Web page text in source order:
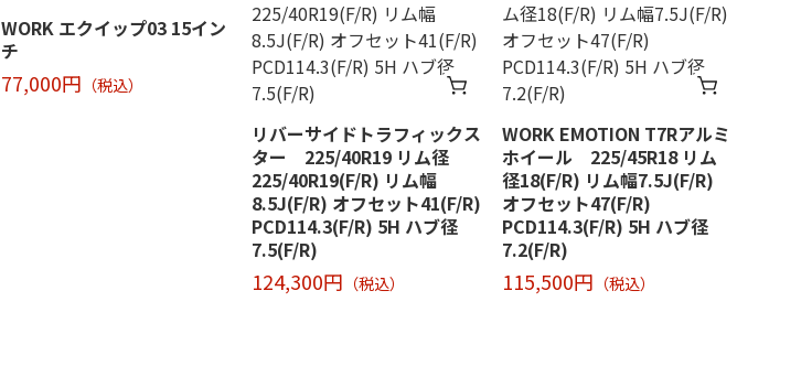
WORK エクイップ03 15イン
チ
77,000円 （税込）
リバーサイドトラフィックス
ター 225/40R19 リム径
225/40R19(F/R) リム幅
8.5J(F/R) オフセット41(F/R)
PCD114.3(F/R) 5H ハブ径
7.5(F/R)
124,300円 （税込）
WORK EMOTION T7Rアルミ
ホイール 225/45R18 リム
径18(F/R) リム幅7.5J(F/R)
オフセット47(F/R)
PCD114.3(F/R) 5H ハブ径
7.2(F/R)
115,500円 （税込）